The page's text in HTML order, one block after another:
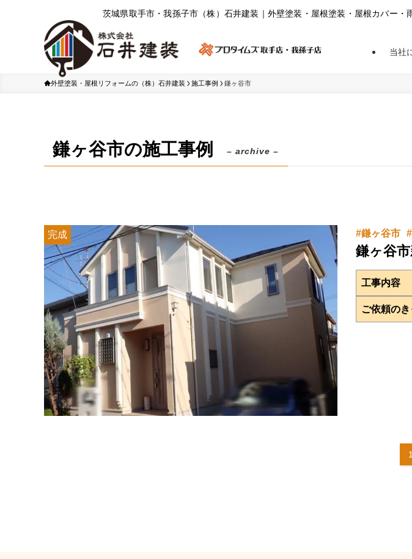
茨城県取⼿市・我孫⼦市（株）⽯井建装｜外壁塗装・屋根塗装・屋根カバー・
当社
外壁塗装・屋根リフォームの（株）石井建装 施工事例 鎌ヶ谷市
鎌ヶ谷市の施工事例 – archive –
完成 鎌ヶ谷市
鎌ヶ谷
工事内容
ご依頼の